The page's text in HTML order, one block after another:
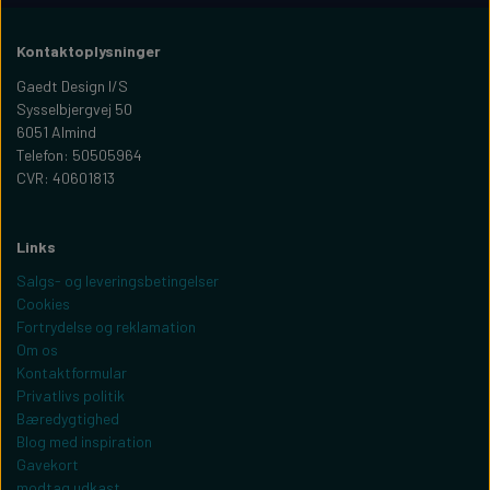
Kontaktoplysninger
Gaedt Design I/S
Sysselbjergvej 50
6051 Almind
Telefon: 50505964
CVR: 40601813
Links
Salgs- og leveringsbetingelser
Cookies
Fortrydelse og reklamation
Om os
Kontaktformular
Privatlivs politik
Bæredygtighed
Blog med inspiration
Gavekort